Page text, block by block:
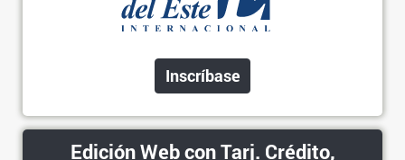
Inscríbase
Edición Web con Tarj. Crédito,